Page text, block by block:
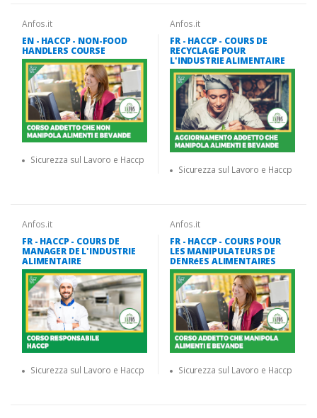
Anfos.it
EN - HACCP - NON-FOOD
HANDLERS COURSE
Sicurezza sul Lavoro e Haccp
Anfos.it
FR - HACCP - COURS DE
RECYCLAGE POUR
L'INDUSTRIE ALIMENTAIRE
Sicurezza sul Lavoro e Haccp
Anfos.it
FR - HACCP - COURS DE
MANAGER DE L'INDUSTRIE
ALIMENTAIRE
Sicurezza sul Lavoro e Haccp
Anfos.it
FR - HACCP - COURS POUR
LES MANIPULATEURS DE
DENRéES ALIMENTAIRES
Sicurezza sul Lavoro e Haccp